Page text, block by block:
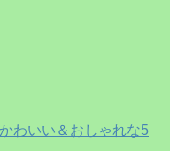
わいい＆おしゃれな5